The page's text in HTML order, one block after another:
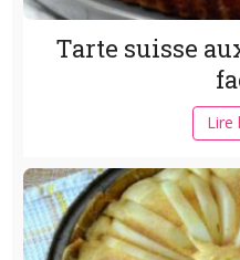
Tarte suisse
Lire